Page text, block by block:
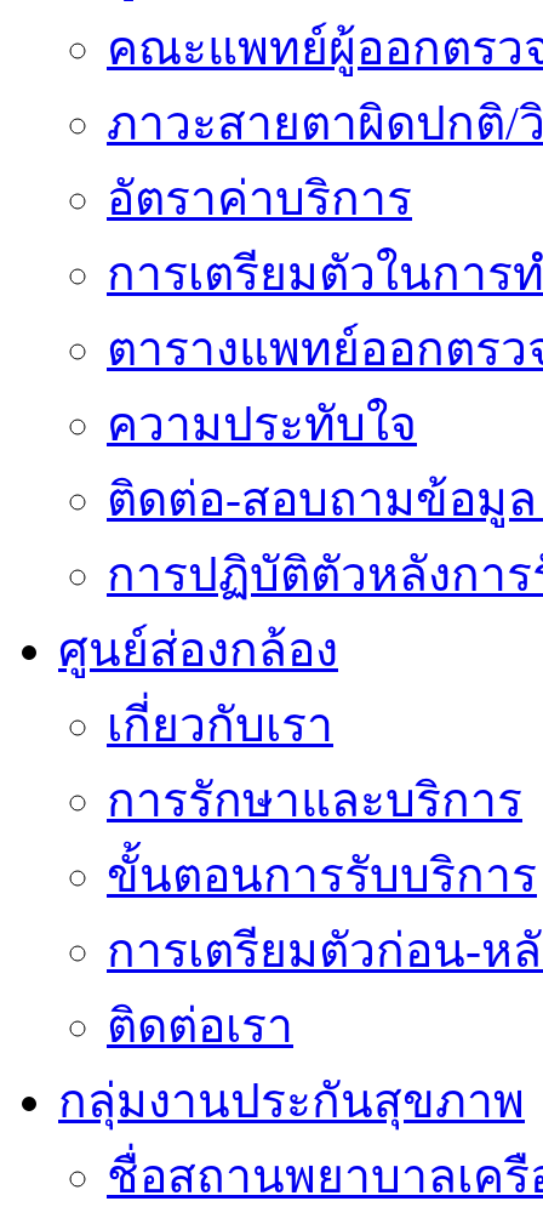
คณะแพทย์ผู้ออกตรว
ภาวะสายตาผิดปกติ/
อัตราค่าบริการ
การเตรียมตัวในการ
ตารางแพทย์ออกตรว
ความประทับใจ
ติดต่อ-สอบถามข้อมู
การปฏิบัติตัวหลังการ
ศูนย์ส่องกล้อง
เกี่ยวกับเรา
การรักษาและบริการ
ขั้นตอนการรับบริการ
การเตรียมตัวก่อน-ห
ติดต่อเรา
กลุ่มงานประกันสุขภาพ
ชื่อสถานพยาบาลเค